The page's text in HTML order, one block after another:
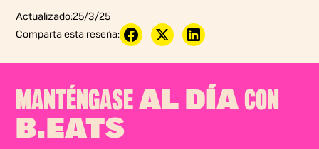
Actualizado:25/3/25
Comparta esta reseña:
MANTÉNGASE AL DÍA CON
B.EATS